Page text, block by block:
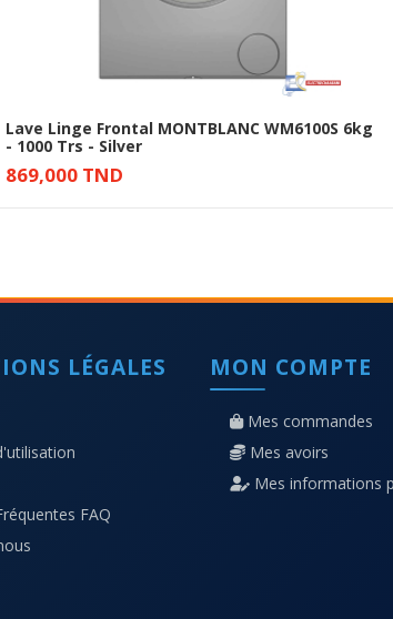
Lave Linge Frontal MONTBLANC WM6100S 6kg
- 1000 Trs - Silver
869,000 TND
LÉGALES
FAQ
MON COMPTE
Mes commandes
Mes avoirs
Mes informations